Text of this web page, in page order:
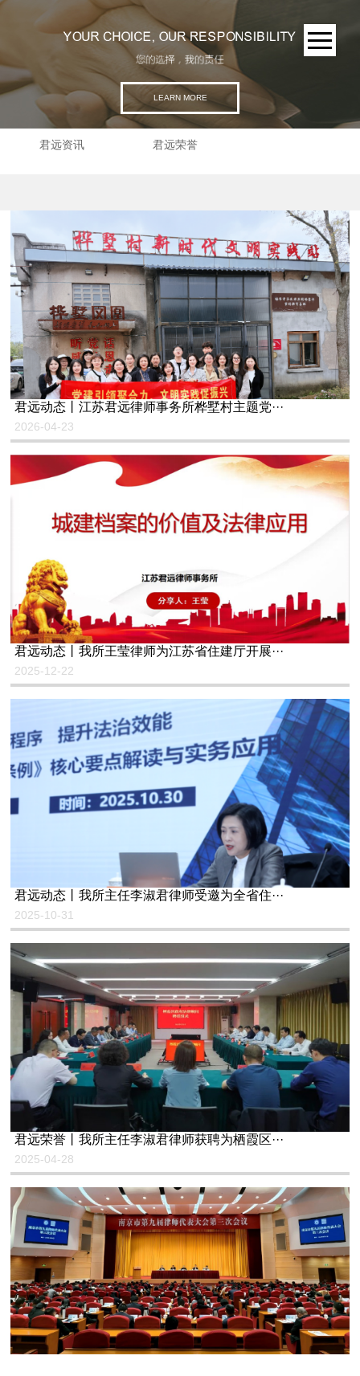
LEARN MORE
君远资讯 君远荣誉
君远动态丨江苏君远律师事务所桦墅村主题党···
2026-04-23
君远动态丨我所王莹律师为江苏省住建厅开展···
2025-12-22
君远动态丨我所主任李淑君律师受邀为全省住···
2025-10-31
君远荣誉丨我所主任李淑君律师获聘为栖霞区···
2025-04-28